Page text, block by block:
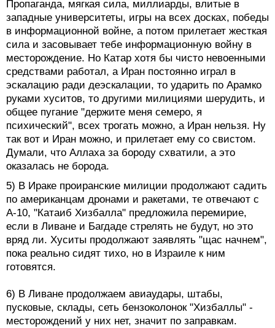
Пропаганда, мягкая сила, миллиарды, влитые в
западные университеты, игры на всех досках, победы
в информационной войне, а потом прилетает жесткая
сила и засовывает тебе информационную войну в
месторождение. Но Катар хотя бы чисто невоенными
средствами работал, а Иран постоянно играл в
эскалацию ради деэскалации, то ударить по Арамко
руками хуситов, то другими милициями шерудить, и
общее пугание "держите меня семеро, я
психический", всех трогать можно, а Иран нельзя. Ну
так вот и Иран можно, и прилетает ему со свистом.
Думали, что Аллаха за бороду схватили, а это
оказалась не борода.
5) В Ираке проиранские милиции продолжают садить
по американцам дронами и ракетами, те отвечают с
А-10, "Катаиб Хизбалла" предложила перемирие,
если в Ливане и Багдаде стрелять не будут, но это
вряд ли. Хуситы продолжают заявлять "щас начнем",
пока реально сидят тихо, но в Израиле к ним
готовятся.
6) В Ливане продолжаем авиаудары, штабы,
пусковые, склады, сеть бензоколонок "Хизбаллы" -
месторождений у них нет, значит по заправкам.